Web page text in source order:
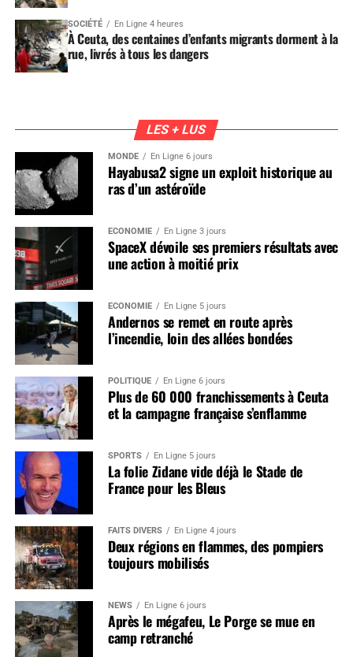
SOCIÉTÉ En Ligne 4 heures
À Ceuta, des centaines d’enfants migrants dorment à la
rue, livrés à tous les dangers
LES + LUS
MONDE En Ligne 6 jours
Hayabusa2 signe un exploit historique au
ras d’un astéroïde
ÉCONOMIE En Ligne 3 jours
SpaceX dévoile ses premiers résultats avec
une action à moitié prix
ÉCONOMIE En Ligne 5 jours
Andernos se remet en route après
l’incendie, loin des allées bondées
POLITIQUE En Ligne 6 jours
Plus de 60 000 franchissements à Ceuta
et la campagne française s’enflamme
SPORTS En Ligne 5 jours
La folie Zidane vide déjà le Stade de
France pour les Bleus
FAITS DIVERS En Ligne 4 jours
Deux régions en flammes, des pompiers
toujours mobilisés
NEWS En Ligne 6 jours
Après le mégafeu, Le Porge se mue en
camp retranché